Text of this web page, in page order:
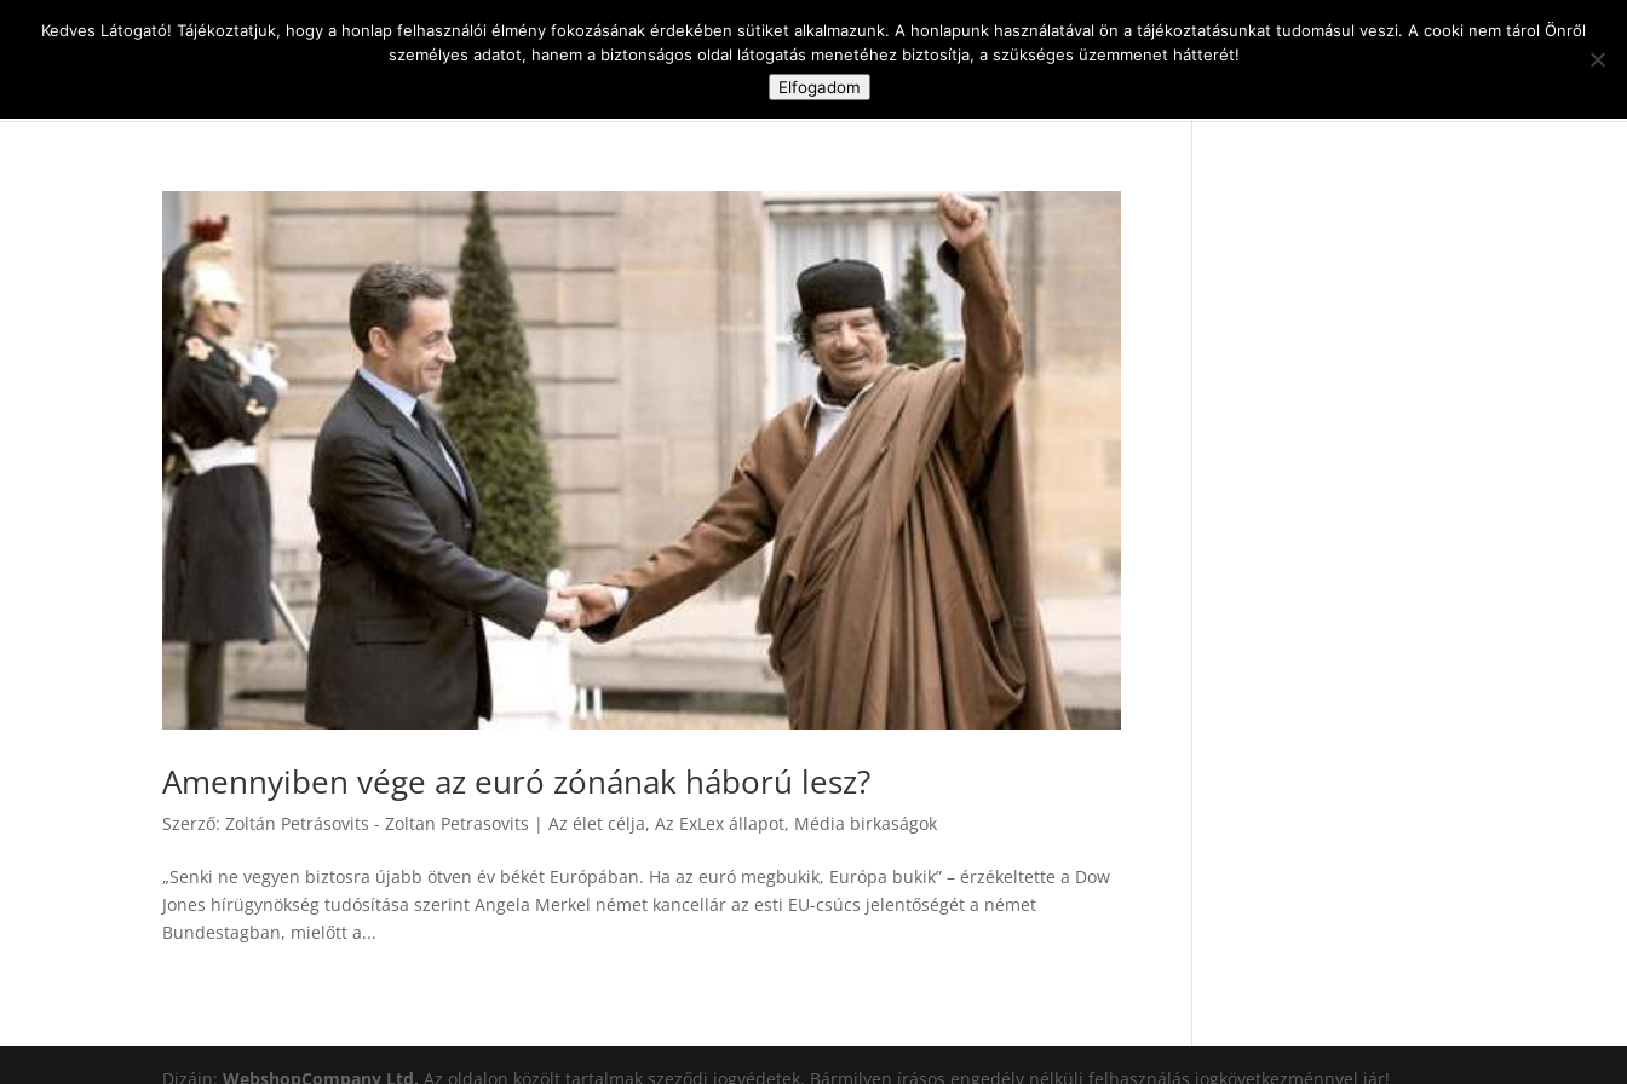
Magamról A vak is ember
Amennyiben vége az euró zónának háború lesz?
Szerző:Zoltán Petrásovits - Zoltan Petrasovits |Az élet célja,Az ExLex állapot, Média birkaságok
„Senki ne vegyen biztosra újabb ötven év békét Európában. Ha az euró megbukik, Európa bukik” – érzékeltette a Dow
Jones hírügynökség tudósítása szerint Angela Merkel német kancellár az esti EU-csúcs jelentőségét a német
Bundestagban, mielőtt a...
Dizájn:WebshopCompany Ltd.Az oldalon közölt tartalmak szeződi jogvédetek. Bármilyen írásos engedély nélküli felhasználás jogkövetkezménnyel jár!
Kedves Látogató! Tájékoztatjuk, hogy a honlap felhasználói élmény fokozásának érdekében sütiket alkalmazunk. A honlapunk használatával ön a tájékoztatásunkat tudomásul veszi. A cooki nem tárol Önről
személyes adatot, hanem a biztonságos oldal látogatás menetéhez biztosítja, a szükséges üzemmenet hátterét!
Elfogadom